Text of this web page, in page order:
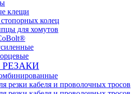
клещи
колец
для хомутов
резки кабеля и проволочных тросов